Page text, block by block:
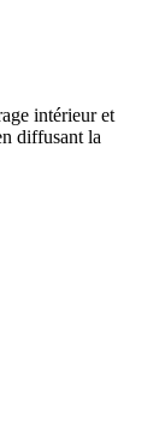
intérieur et
diffusant la